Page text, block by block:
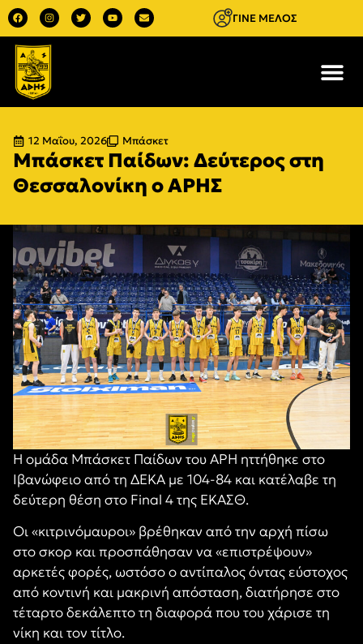
ΓΙΝΕ ΜΕΛΟΣ
12 Μαΐου, 2026 Μπάσκετ
Μπάσκετ Παίδων: Δεύτερος στη
Θεσσαλονίκη ο ΑΡΗΣ
Η ομάδα Μπάσκετ Παίδων του ΑΡΗ ηττήθηκε στο
Ιβανώφειο από τη ΔΕΚΑ με 104-84 και κατέλαβε τη
δεύτερη θέση στο Final 4 της ΕΚΑΣΘ.
Οι «κιτρινόμαυροι» βρέθηκαν από την αρχή πίσω
στο σκορ και προσπάθησαν να «επιστρέψουν»
αρκετές φορές, ωστόσο ο αντίπαλος όντας εύστοχος
από κοντινή και μακρινή απόσταση, διατήρησε στο
τέταρτο δεκάλεπτο τη διαφορά που του χάρισε τη
νίκη και τον τίτλο.